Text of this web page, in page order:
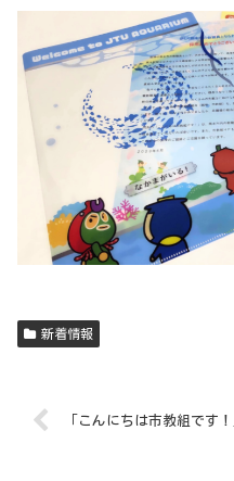
新着情報
「こんにちは市教組です